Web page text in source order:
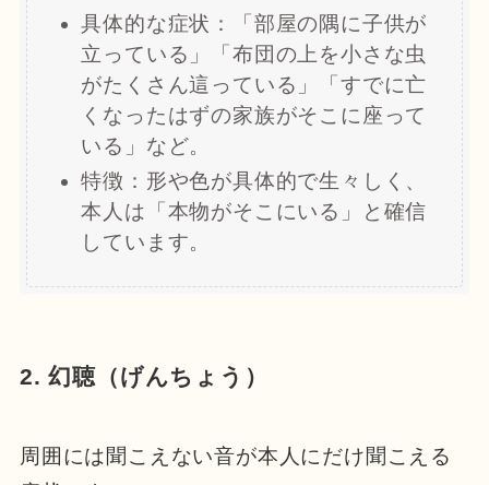
具体的な症状：「部屋の隅に子供が
立っている」「布団の上を小さな虫
がたくさん這っている」「すでに亡
くなったはずの家族がそこに座って
いる」など。
特徴：形や色が具体的で生々しく、
本人は「本物がそこにいる」と確信
しています。
2. 幻聴（げんちょう）
周囲には聞こえない音が本人にだけ聞こえる